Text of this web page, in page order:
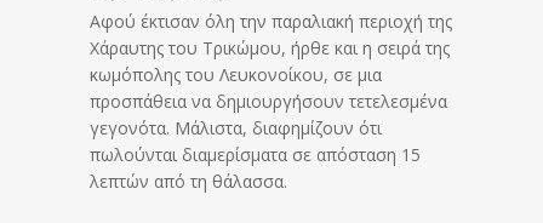
Αφού έκτισαν όλη την παραλιακή περιοχή της
Χάραυτης του Τρικώμου, ήρθε και η σειρά της
κωμόπολης του Λευκονοίκου, σε μια
προσπάθεια να δημιουργήσουν τετελεσμένα
γεγονότα. Μάλιστα, διαφημίζουν ότι
πωλούνται διαμερίσματα σε απόσταση 15
λεπτών από τη θάλασσα.